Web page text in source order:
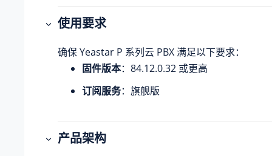
使用要求
确保Yeastar P 系列云 PBX 满足以下要求：
固件版本： 84.12.0.32 或更高
订阅服务：旗舰版
产品架构